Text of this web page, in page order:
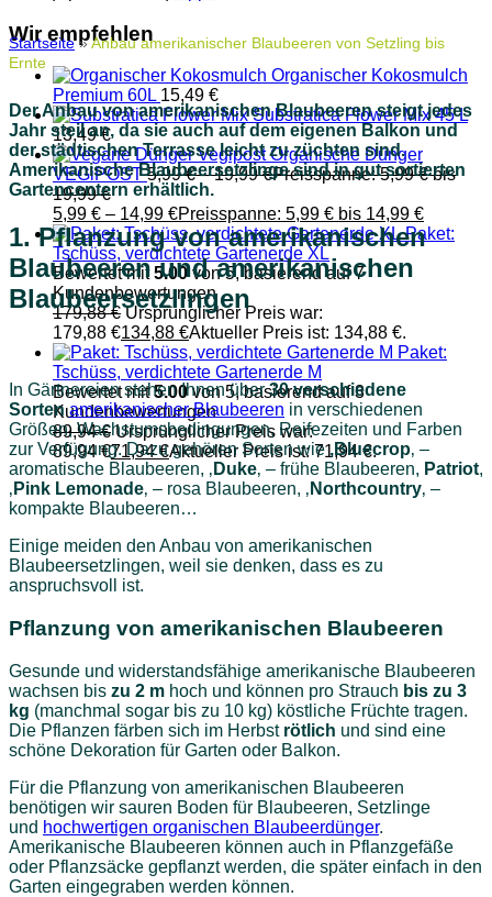
Wir empfehlen
Organischer Kokosmulch
Premium 60L 15,49 €
Substratica Flower Mix 45 L
13,49€
Organische Dünger
VEGiPOST 5,99€ –19,99€Preisspanne: 5,99 € bis
19,99 €
5,99 € – 14,99 €Preisspanne: 5,99 € bis 14,99 €
Paket:
Tschüss, verdichtete Gartenerde XL
Bewertet mit5.00von 5, basierend auf7
Kundenbewertungen
179,88€ Ursprünglicher Preis war:
179,88 €134,88 €Aktueller Preis ist: 134,88 €.
Paket:
Tschüss, verdichtete Gartenerde M
Bewertet mit5.00von 5, basierend auf3
Kundenbewertungen
89,94€ Ursprünglicher Preis war:
89,94 €71,94€Aktueller Preis ist: 71,94 €.
Startseite»Anbau amerikanischer Blaubeeren von Setzling bis
Ernte
Der Anbau von amerikanischen Blaubeeren steigt jedes
Jahr steil an, da sie auch auf dem eigenen Balkon und
der städtischen Terrasse leicht zu züchten sind.
Amerikanische Blaubeersetzlinge sind in gut sortierten
Gartencentern erhältlich.
1.Pflanzung von amerikanischen
Blaubeeren und amerikanischen
Blaubeersetzlingen
In Gärtnereien stehen Ihnen über30 verschiedene
Sorten amerikanischer Blaubeeren in verschiedenen
Größen, Wachstumsbedingungen, Reifezeiten und Farben
zur Verfügung. Dazu gehören Sorten wie‚Bluecrop‚ –
aromatische Blaubeeren, ‚ Duke‚ – frühe Blaubeeren, Patriot,
‚ Pink Lemonade‚ – rosa Blaubeeren, ‚ Northcountry‚ –
kompakte Blaubeeren…
Einige meiden den Anbau von amerikanischen
Blaubeersetzlingen, weil sie denken, dass es zu
anspruchsvoll ist.
Pflanzung von amerikanischen Blaubeeren
Gesunde und widerstandsfähige amerikanische Blaubeeren
wachsen bis zu 2 m hoch und können pro Strauch bis zu 3
kg (manchmal sogar bis zu 10 kg) köstliche Früchte tragen.
Die Pflanzen färben sich im Herbst rötlich und sind eine
schöne Dekoration für Garten oder Balkon.
Für die Pflanzung von amerikanischen Blaubeeren
benötigen wir sauren Boden für Blaubeeren, Setzlinge
und hochwertigen organischen Blaubeerdünger.
Amerikanische Blaubeeren können auch in Pflanzgefäße
oder Pflanzsäcke gepflanzt werden, die später einfach in den
Garten eingegraben werden können.